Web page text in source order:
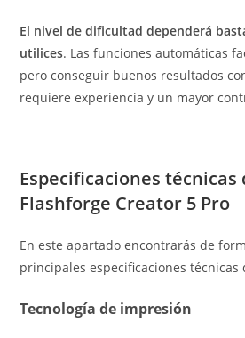
El nivel de dificultad dependerá
utilices. Las funciones automáticas
pero conseguir buenos resultados
requiere experiencia y un mayor
Especificaciones técnicas
Flashforge Creator 5 Pro
En este apartado encontrarás de
principales especificaciones técnicas
Tecnología de impresión